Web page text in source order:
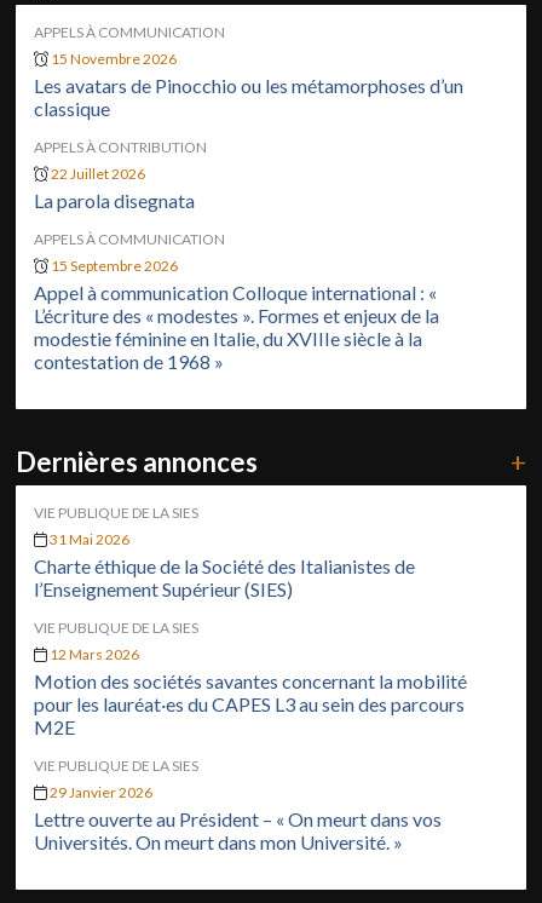
APPELS À COMMUNICATION
15 Novembre 2026
Les avatars de Pinocchio ou les métamorphoses d’un
classique
APPELS À CONTRIBUTION
22 Juillet 2026
La parola disegnata
APPELS À COMMUNICATION
15 Septembre 2026
Appel à communication Colloque international : «
L’écriture des « modestes ». Formes et enjeux de la
modestie féminine en Italie, du XVIIIe siècle à la
contestation de 1968 »
Dernières annonces +
VIE PUBLIQUE DE LA SIES
31 Mai 2026
Charte éthique de la Société des Italianistes de
l’Enseignement Supérieur (SIES)
VIE PUBLIQUE DE LA SIES
12 Mars 2026
Motion des sociétés savantes concernant la mobilité
pour les lauréat·es du CAPES L3 au sein des parcours
M2E
VIE PUBLIQUE DE LA SIES
29 Janvier 2026
Lettre ouverte au Président – « On meurt dans vos
Universités. On meurt dans mon Université. »